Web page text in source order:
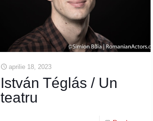
aprilie 18, 2023
István Téglás / Un
teatru